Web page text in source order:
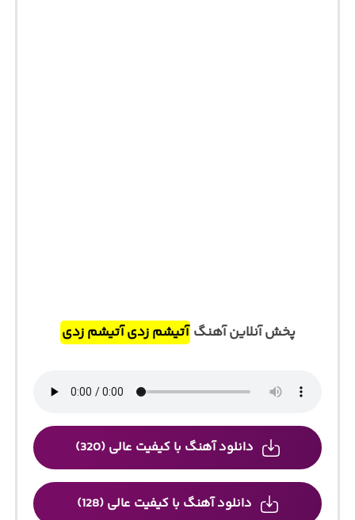
پخش آنلاین آهنگآتیشم زدی آتیشم زدی
دانلود آهنگ با کیفیت عالی (320)
دانلود آهنگ با کیفیت عالی (128)